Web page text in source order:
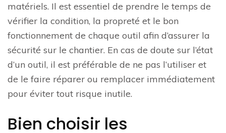
matériels. Il est essentiel de prendre le temps de
vérifier la condition, la propreté et le bon
fonctionnement de chaque outil afin d’assurer la
sécurité sur le chantier. En cas de doute sur l’état
d’un outil, il est préférable de ne pas l’utiliser et
de le faire réparer ou remplacer immédiatement
pour éviter tout risque inutile.
Bien choisir les